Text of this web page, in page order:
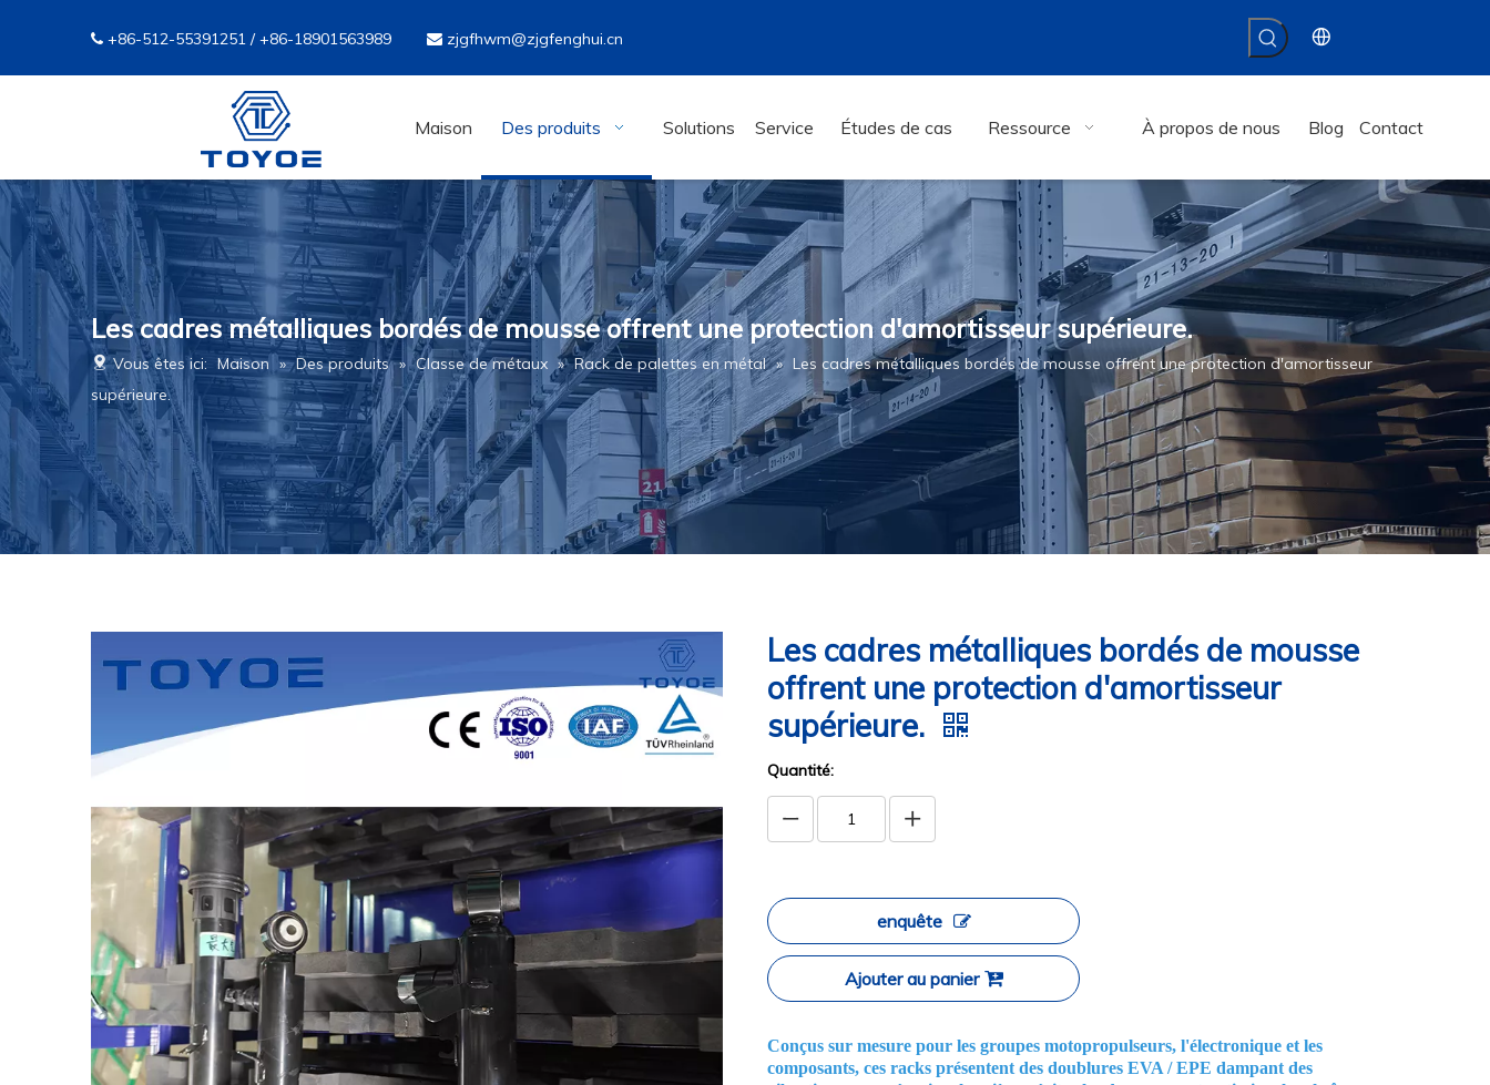
 +86-512-55391251 / +86-18901563989  zjgfhwm@zjgfenghui.cn
Maison Des produits Solutions Service Études de cas Ressource À propos de nous Blog Contact
Les cadres métalliques bordés de mousse offrent une protection d'amortisseur supérieure.
Vous êtes ici: Maison » Des produits » Classe de métaux » Rack de palettes en métal » Les cadres métalliques bordés de mousse offrent une protection d'amortisseur
supérieure.
Les cadres métalliques bordés de mousse
offrent une protection d'amortisseur
supérieure.
Quantité:
enquête
Ajouter au panier
Conçus sur mesure pour les groupes motopropulseurs, l'électronique et les
composants, ces racks présentent des doublures EVA / EPE dampant des